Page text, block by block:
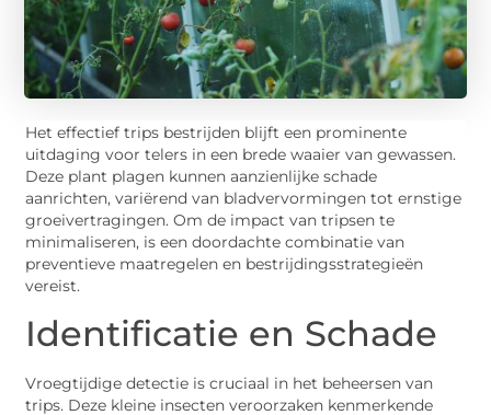
Het effectief trips bestrijden blijft een prominente
uitdaging voor telers in een brede waaier van gewassen.
Deze plant plagen kunnen aanzienlijke schade
aanrichten, variërend van bladvervormingen tot ernstige
groeivertragingen. Om de impact van tripsen te
minimaliseren, is een doordachte combinatie van
preventieve maatregelen en bestrijdingsstrategieën
vereist.
Identificatie en Schade
Vroegtijdige detectie is cruciaal in het beheersen van
trips. Deze kleine insecten veroorzaken kenmerkende